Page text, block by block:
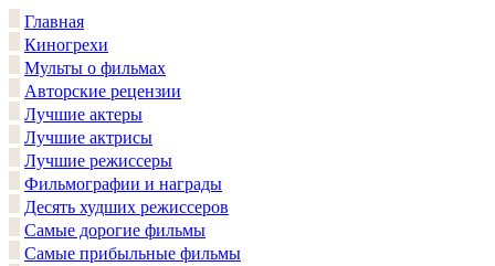
Главная
Киногрехи
Мульты о фильмах
Авторские рецензии
Лучшие актеры
Лучшие актрисы
Лучшие режиссеры
Фильмографии и награды
Десять худших режиссеров
Самые дорогие фильмы
Самые прибыльные фильмы